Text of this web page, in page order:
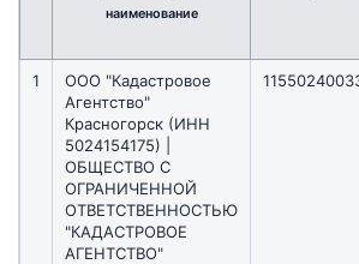
наименование
1
ООО "Кадастровое
Агентство"
Красногорск (ИНН
5024154175) |
ОБЩЕСТВО С
ОГРАНИЧЕННОЙ
ОТВЕТСТВЕННОСТЬЮ
"КАДАСТРОВОЕ
АГЕНТСТВО"